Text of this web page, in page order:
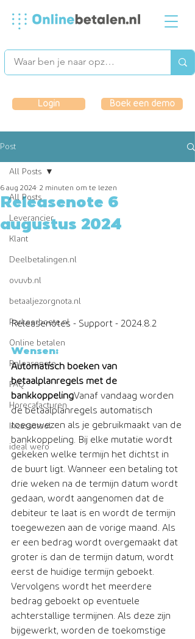
Login Boek een demo
Post
All Posts
Leverancier
Klant
Deelbetalingen.nl
ovuvb.nl
betaaljezorgnota.nl
Parkeerboete.nl
Online betalen
Releasenote
FAQ
Horecafacturen
Incassotool
ideal wero
All Posts
Releasenote 6
augustus 2024
6 aug 2024 2 minuten om te lezen
​Releasenotes - Support - 2024.8.2
Wensen:
Automatisch boeken van
betaalplanregels met de
bankkoppelingVanaf vandaag worden
de betaalplanregels automatisch
toegewezen als je gebruikmaakt van de
bankkoppeling. Bij elke mutatie wordt
gekeken welke termijn het dichtst in
de buurt ligt. Wanneer een betaling tot
drie weken na de termijn datum wordt
gedaan, wordt aangenomen dat de
debiteur te laat is en wordt de termijn
toegewezen aan de vorige maand. Als
er een bedrag wordt overgemaakt dat
groter is dan de termijn datum, wordt
eerst de huidige termijn geboekt.
Vervolgens wordt het meerdere
bedrag geboekt op eventuele
achterstallige termijnen. Als deze zijn
bijgewerkt, worden de toekomstige